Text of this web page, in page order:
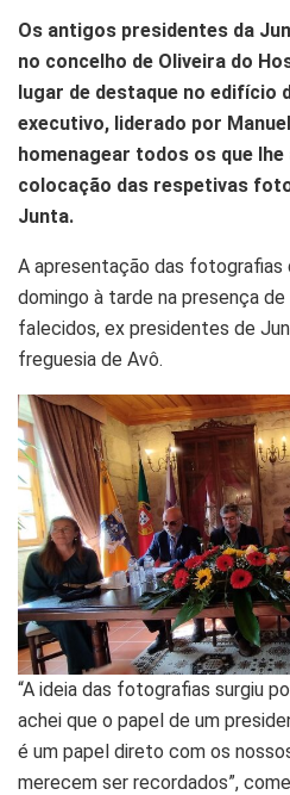
Os antigos presidentes da
no concelho de Oliveira do
lugar de destaque no edifício
executivo, liderado por
homenagear todos os que
colocação das respetivas
Junta.
A apresentação das fotografias
domingo à tarde na presença
falecidos, ex presidentes de
freguesia de Avô.
“A ideia das fotografias surgiu
achei que o papel de um
é um papel direto com os
merecem ser recordados”,